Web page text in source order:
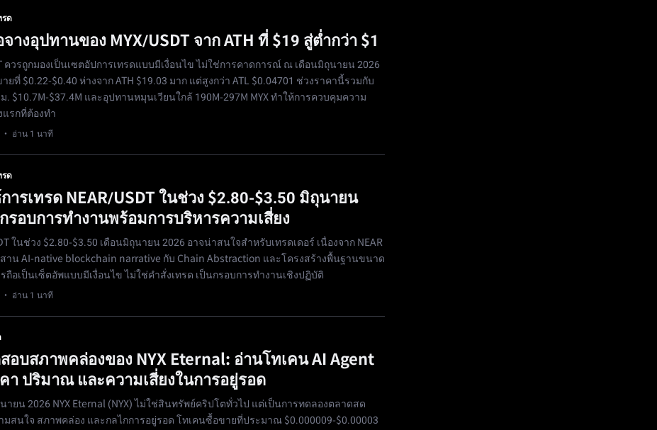
รด
จางอุปทานของ MYX/USDT จาก ATH ที่ $19 สู่ต่ำกว่า $1
ควรถูกมองเป็นเซตอัปการเทรดแบบมีเงื่อนไข ไม่ใช่การคาดการณ์ ณ เดือนมิถุนายน 2026
ยที่ $0.22-$0.40 ห่างจาก ATH $19.03 มาก แต่สูงกว่า ATL $0.04701 ช่วงราคานี้รวมกับ
. $10.7M-$37.4M และอุปทานหมุนเวียนใกล้ 190M-297M MYX ทำให้การควบคุมความ
แรกที่ต้องทำ
· อ่าน 1 นาที
รด
ารเทรด NEAR/USDT ในช่วง $2.80-$3.50 มิถุนายน
รอบการทำงานพร้อมการบริหารความเสี่ยง
ในช่วง $2.80-$3.50 เดือนมิถุนายน 2026 อาจน่าสนใจสำหรับเทรดเดอร์ เนื่องจาก NEAR
าน AI-native blockchain narrative กับ Chain Abstraction และโครงสร้างพื้นฐานขนาด
ถือเป็นเซ็ตอัพแบบมีเงื่อนไข ไม่ใช่คำสั่งเทรด เป็นกรอบการทำงานเชิงปฏิบัติ
· อ่าน 1 นาที
อบสภาพคล่องของ NYX Eternal: อ่านโทเคน AI Agent
า ปริมาณ และความเสี่ยงในการอยู่รอด
ายน 2026 NYX Eternal (NYX) ไม่ใช่สินทรัพย์คริปโตทั่วไป แต่เป็นการทดลองตลาดสด
มสนใจ สภาพคล่อง และกลไกการอยู่รอด โทเคนซื้อขายที่ประมาณ $0.000009-$0.00003